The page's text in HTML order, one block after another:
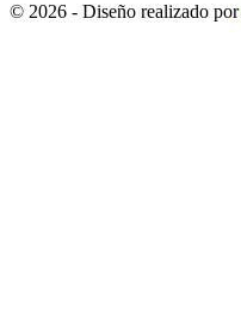
© 2026 - Diseño realizado por